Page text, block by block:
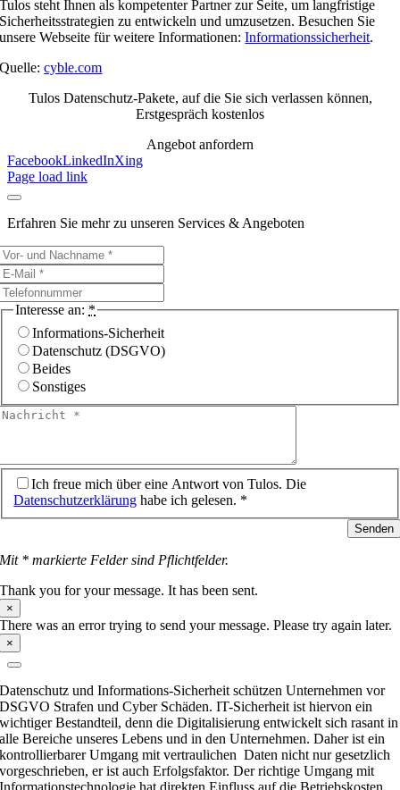
Tulos steht Ihnen als kompetenter Partner zur Seite, um langfristige
Sicherheitsstrategien zu entwickeln und umzusetzen. Besuchen Sie
unsere Webseite für weitere Informationen:Informationssicherheit.
Quelle:cyble.com
Tulos Datenschutz-Pakete, auf die Sie sich verlassen können,
Erstgespräch kostenlos
Angebot anfordern
FacebookLinkedInXing
Page load link
Erfahren Sie mehr zu unseren Services & Angeboten
Interesse an: *
Informations-Sicherheit
Datenschutz (DSGVO)
Beides
Sonstiges
Ich freue mich über eine Antwort von Tulos. Die
Datenschutzerklärung habe ich gelesen. *
Senden
Mit * markierte Felder sind Pflichtfelder.
Thank you for your message. It has been sent.
×
There was an error trying to send your message. Please try again later.
×
Datenschutz und Informations-Sicherheit schützen Unternehmen vor
DSGVO Strafen und Cyber Schäden. IT-Sicherheit ist hiervon ein
wichtiger Bestandteil, denn die Digitalisierung entwickelt sich rasant in
alle Bereiche unseres Lebens und in den Unternehmen. Daher ist ein
kontrollierbarer Umgang mit vertraulichen Daten nicht nur gesetzlich
vorgeschrieben, er ist auch Erfolgsfaktor. Der richtige Umgang mit